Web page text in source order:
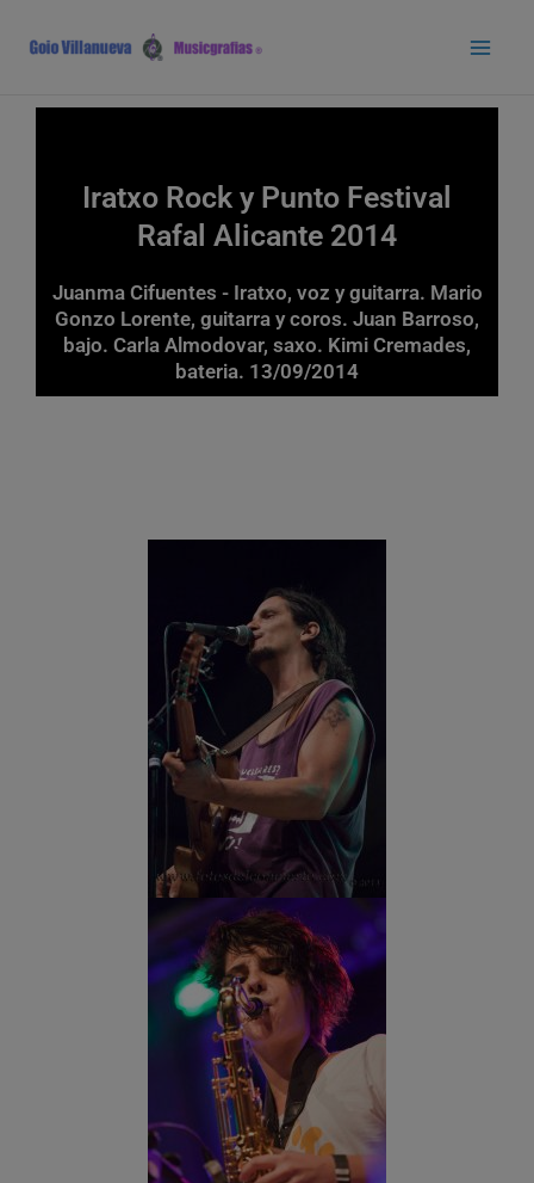
contenido
Iratxo Rock y Punto Festival
Rafal Alicante 2014
Juanma Cifuentes - Iratxo, voz y guitarra. Mario
Gonzo Lorente, guitarra y coros. Juan Barroso,
bajo. Carla Almodovar, saxo. Kimi Cremades,
bateria. 13/09/2014